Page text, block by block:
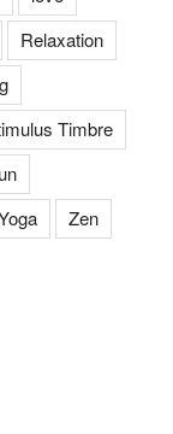
Relaxation
Timbre
Zen